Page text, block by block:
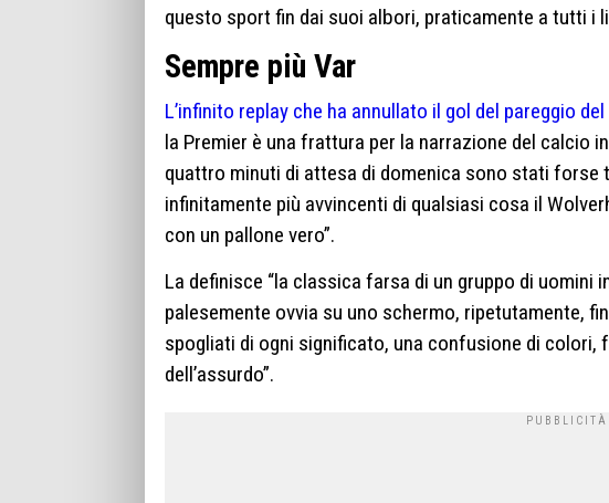
questo sport fin dai suoi albori, praticamente a tutti i
Sempre più Var
L’infinito replay che ha annullato il gol del pareggio
la Premier è una frattura per la narrazione del calcio
quattro minuti di attesa di domenica sono stati forse
infinitamente più avvincenti di qualsiasi cosa il
con un pallone vero”.
La definisce “la classica farsa di un gruppo di uomini
palesemente ovvia su uno schermo, ripetutamente,
spogliati di ogni significato, una confusione di
dell’assurdo”.